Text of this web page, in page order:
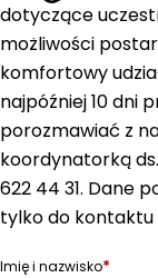
dotyczące
możliwości
komfortowy
najpóźniej 10 dni
porozmawiać z
koordynatorką
622 44 31. Dane
tylko do kontaktu
Imię i nazwisko*